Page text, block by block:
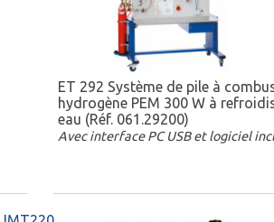
ET 292 Système de pile à
hydrogène PEM 300 W à
eau (Réf. 061.29200)
Avec interface PC USB et logiciel